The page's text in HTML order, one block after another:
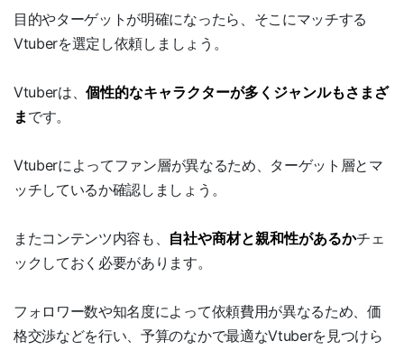
目的やターゲットが明確になったら、そこにマッチする
Vtuberを選定し依頼しましょう。
Vtuberは、個性的なキャラクターが多くジャンルもさまざ
まです。
Vtuberによってファン層が異なるため、ターゲット層とマ
ッチしているか確認しましょう。
またコンテンツ内容も、 自社や商材と親和性があるかチェ
ックしておく必要があります。
フォロワー数や知名度によって依頼費用が異なるため、価
格交渉などを行い、予算のなかで最適なVtuberを見つけら